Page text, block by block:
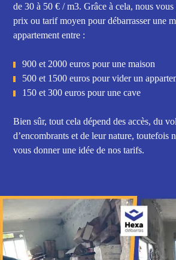
de 30 à 50 € / m3. Grâce à cela, nous
prix ou tarif moyen pour débarrasser une
appartement entre :
900 et 2000 euros pour une maison
500 et 1500 euros pour vider un
150 et 300 euros pour une cave
Bien sûr, tout cela dépend des accès, du
d’encombrants et de leur nature, toutefois
vous donner une idée de nos tarifs.